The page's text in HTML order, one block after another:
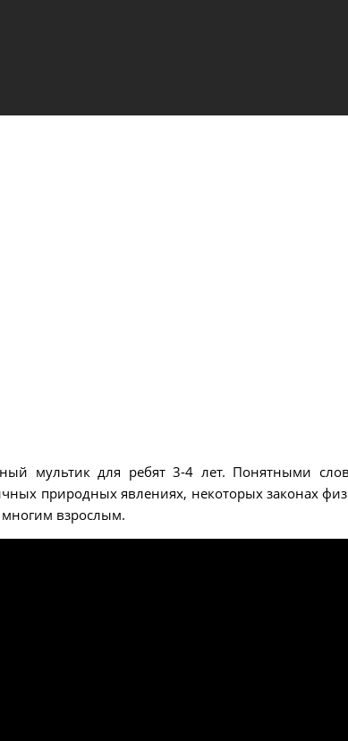
мультик для ребят 3-4 лет. Понятными
природных явлениях, некоторых законах
взрослым.